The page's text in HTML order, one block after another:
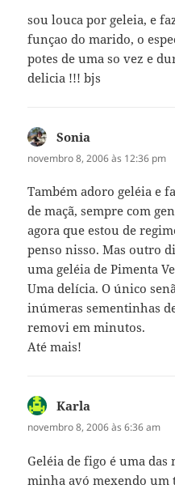
sou louca por geleia, e
funçao do marido, o
potes de uma so vez e
delicia !!! bjs
Sonia
novembro 8, 2006 às 12:36 pm
Também adoro geléia e
de maçã, sempre com
agora que estou de
penso nisso. Mas outro
uma geléia de Pimenta
Uma delícia. O único
inúmeras sementinhas
removi em minutos.
Até mais!
Karla
novembro 8, 2006 às 6:36 am
Geléia de figo é uma
minha avó mexendo um